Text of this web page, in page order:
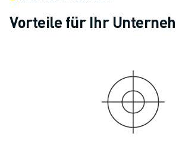
ROBOCUT SOFTWARE
ROBOCUT VORBEUGENDE WARTUNG
INTELLIGENTE FABRIKLÖSUNGEN
PRODUKTREGISTRIERUNG » FANUC PORTAL
Vorteile für Ihr